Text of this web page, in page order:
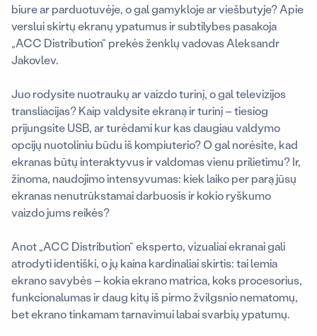
biure ar parduotuvėje, o gal gamykloje ar viešbutyje? Apie
verslui skirtų ekranų ypatumus ir subtilybes pasakoja
„ACC Distribution“ prekės ženklų vadovas Aleksandr
Jakovlev.
Juo rodysite nuotraukų ar vaizdo turinį, o gal televizijos
transliacijas? Kaip valdysite ekraną ir turinį – tiesiog
prijungsite USB, ar turėdami kur kas daugiau valdymo
opcijų nuotoliniu būdu iš kompiuterio? O gal norėsite, kad
ekranas būtų interaktyvus ir valdomas vienu prilietimu? Ir,
žinoma, naudojimo intensyvumas: kiek laiko per parą jūsų
ekranas nenutrūkstamai darbuosis ir kokio ryškumo
vaizdo jums reikės?
Anot „ACC Distribution“ eksperto, vizualiai ekranai gali
atrodyti identiški, o jų kaina kardinaliai skirtis: tai lemia
ekrano savybės – kokia ekrano matrica, koks procesorius,
funkcionalumas ir daug kitų iš pirmo žvilgsnio nematomų,
bet ekrano tinkamam tarnavimui labai svarbių ypatumų.